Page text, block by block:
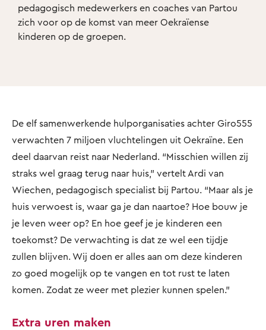
pedagogisch medewerkers en coaches van Partou
zich voor op de komst van meer Oekraïense
kinderen op de groepen.
De elf samenwerkende hulporganisaties achter Giro555
verwachten 7 miljoen vluchtelingen uit Oekraïne. Een
deel daarvan reist naar Nederland. “Misschien willen zij
straks wel graag terug naar huis,” vertelt Ardi van
Wiechen, pedagogisch specialist bij Partou. “Maar als je
huis verwoest is, waar ga je dan naartoe? Hoe bouw je
je leven weer op? En hoe geef je je kinderen een
toekomst? De verwachting is dat ze wel een tijdje
zullen blijven. Wij doen er alles aan om deze kinderen
zo goed mogelijk op te vangen en tot rust te laten
komen. Zodat ze weer met plezier kunnen spelen.”
Extra uren maken